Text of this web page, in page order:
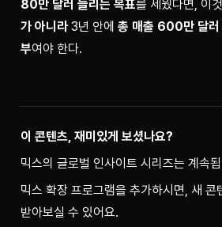
80만 달러 늘리는 목표를 세웠다면, 이것
가 아니라 3년 안에 총 매출 600만 달러
부여야 한다.
이 콘텐츠, 재미있게 보셨나요?
믹스의 글로벌 인사이트 시리즈는 계속
믹스 확장 프로그램을 추가하시면, 새 콘
받아보실 수 있어요.